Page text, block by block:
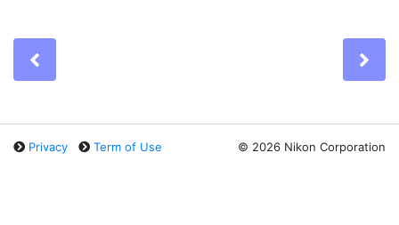
Privacy Term of Use © 2026 Nikon Corporation